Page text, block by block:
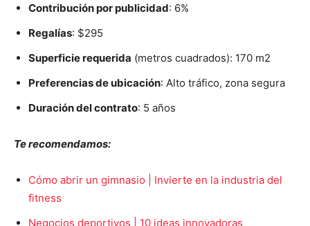
Contribución por publicidad: 6%
Regalías: $295
Superficie requerida (metros cuadrados): 170 m2
Preferencias de ubicación: Alto tráfico, zona segura
Duración del contrato: 5 años
Te recomendamos:
Cómo abrir un gimnasio | Invierte en la industria del
fitness
Negocios deportivos | 10 ideas innovadoras